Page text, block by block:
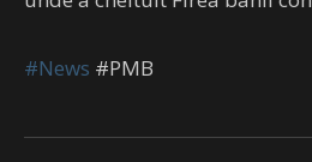
#News #PMB